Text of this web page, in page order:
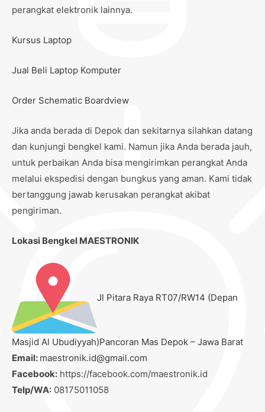
perangkat elektronik lainnya.
Kursus Laptop
Jual Beli Laptop Komputer
Order Schematic Boardview
Jika anda berada di Depok dan sekitarnya silahkan datang
dan kunjungi bengkel kami. Namun jika Anda berada jauh,
untuk perbaikan Anda bisa mengirimkan perangkat Anda
melalui ekspedisi dengan bungkus yang aman. Kami tidak
bertanggung jawab kerusakan perangkat akibat
pengiriman.
Lokasi Bengkel MAESTRONIK
Jl Pitara Raya RT07/RW14 (Depan
Masjid Al Ubudiyyah)Pancoran Mas Depok – Jawa Barat
Email: maestronik.id@gmail.com
Facebook: https://facebook.com/maestronik.id
Telp/WA: 08175011058